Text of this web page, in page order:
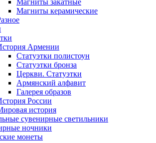
Магниты закатные
Магниты керамические
Армении
Статуэтки полистоун
Статуэтки бронза
Церкви. Статуэтки
Армянский алфавит
Галерея образов
России
история
сувенирные светильники
ночники
монеты